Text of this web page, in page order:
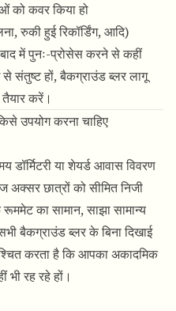
को कवर किया हो
रुकी हुई रिकॉर्डिंग, आदि)
में पुनः-प्रोसेस करने से कहीं
से संतुष्ट हों,बैकग्राउंड ब्लर लागू
करें।
उपयोग करना चाहिए
या शेयर्ड आवास विवरण
अक्सर छात्रों को सीमित निजी
का सामान, साझा सामान्य
बैकग्राउंड ब्लर के बिना दिखाई
करता है कि आपका अकादमिक
भी रह रहे हों।